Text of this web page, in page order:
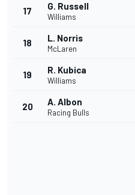
17 G. Russell
Williams
18 L. Norris
McLaren
19 R. Kubica
Williams
20 A. Albon
Racing Bulls